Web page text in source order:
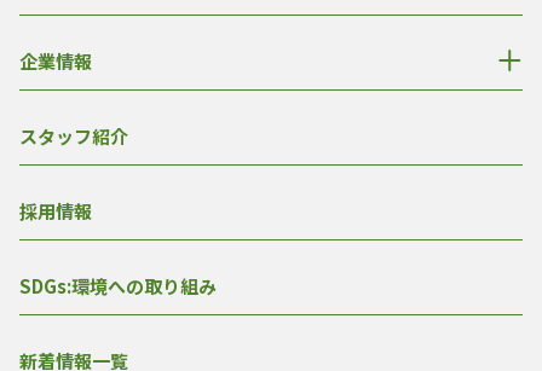
企業情報
スタッフ紹介
採用情報
SDGs:環境への取り組み
新着情報一覧